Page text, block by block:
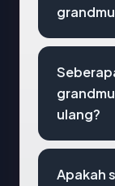
ulang?
Apakah